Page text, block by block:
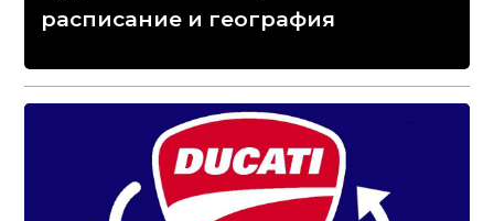
расписание и география